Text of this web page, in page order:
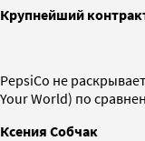
Крупнейший
PepsiCo не
Your World) по
Ксения Собчак